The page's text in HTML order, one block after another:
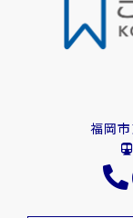
福岡